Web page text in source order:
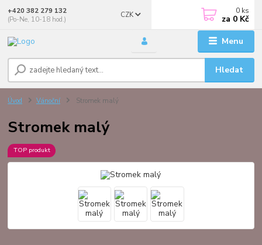
Menu
CZK
Hledat
+420 382 279 132
(Po-Ne, 10-18 hod.)
0 ks
za 0 Kč
Úvod Vánoční Stromek malý
Stromek malý
TOP produkt